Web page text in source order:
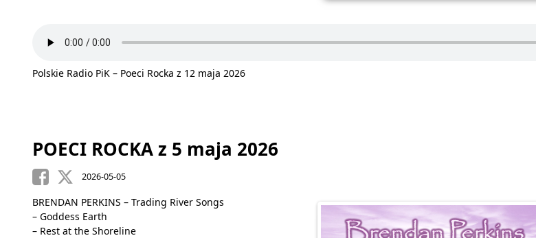
Polskie Radio PiK – Poeci Rocka z 12 maja 2026
POECI ROCKA z 5 maja 2026
2026-05-05
BRENDAN PERKINS – Trading River Songs
– Goddess Earth
– Rest at the Shoreline